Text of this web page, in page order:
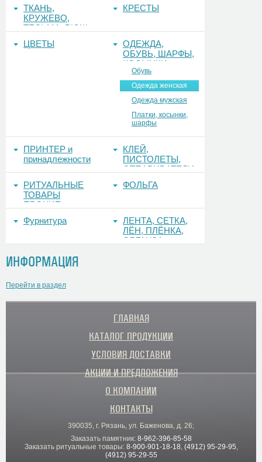
ТКАНЬ,
КРУЖЕВО,
ТЕСЬМА, РЮШ
КРЕСТЫ
ЦВЕТЫ
ОДЕЖДА,
ОБУВЬ, ШАРФЫ,
КОСЫНКИ
Обувь
Одежда женская
Одежда мужская
Платки, косынки,
шарфы
ПРИНТЕР и
принадлежности
КЛЕЙ,
ПИСТОЛЕТЫ,
ОТПАРИВАТЕЛИ
РИТУАЛЬНЫЕ
ТОВАРЫ
ПРОЧИЕ
ФОЛЬГА
Фурнитура
ЛЕНТА, СЕТКА,
ЛЁН, ПЛЁНКА,
ОРГАНЗА
ИНФОРМАЦИЯ
Перейти в раздел
ГЛАВНАЯ
КАТАЛОГ ПРОДУКЦИИ
УСЛОВИЯ ДОСТАВКИ
АКЦИИ И ПРЕДЛОЖЕНИЯ
О КОМПАНИИ
КОНТАКТЫ
390035, г. Рязань, ул. Баженова, д. 26;
Заказать памятник: 8-962-396-85-58
Заказать ритуальные товары: 8-900-901-18-18 (4912) 95-29-95
(4912) 95-29-55